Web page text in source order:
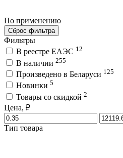
По применению
Сброс фильтра
Фильтры
В реестре ЕАЭС 12
В наличии 255
Произведено в Беларуси 125
Новинки 5
Товары со скидкой 2
Цена, ₽
Тип товара